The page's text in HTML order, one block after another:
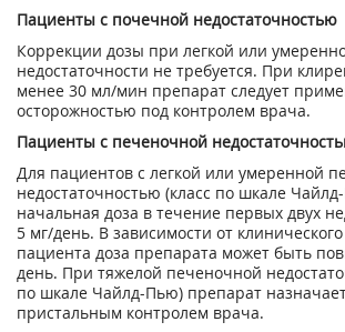
Пациенты с почечной недостаточностью
Коррекции дозы при легкой или
недостаточности не требуется. При
менее 30 мл/мин препарат следует
осторожностью под контролем врача.
Пациенты с печеночной
Для пациентов с легкой или умеренной
недостаточностью (класс по шкале
начальная доза в течение первых двух
5 мг/день. В зависимости от
пациента доза препарата может быть
день. При тяжелой печеночной
по шкале Чайлд-Пью) препарат
пристальным контролем врача.